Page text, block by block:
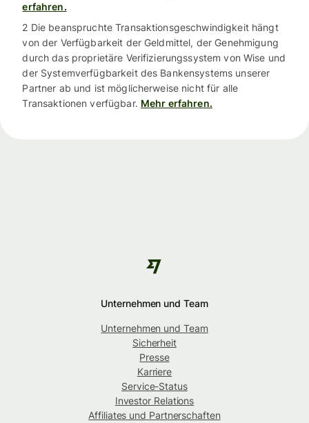
erfahren.
2 Die beanspruchte Transaktionsgeschwindigkeit hängt
von der Verfügbarkeit der Geldmittel, der Genehmigung
durch das proprietäre Verifizierungssystem von Wise und
der Systemverfügbarkeit des Bankensystems unserer
Partner ab und ist möglicherweise nicht für alle
Transaktionen verfügbar. Mehr erfahren.
Unternehmen und Team
Unternehmen und Team
Sicherheit
Presse
Karriere
Service-Status
Investor Relations
Affiliates und Partnerschaften